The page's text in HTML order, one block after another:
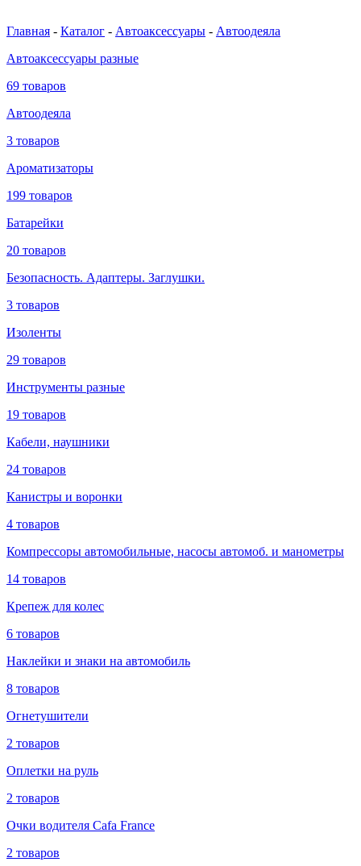
Главная - Каталог - Автоаксессуары - Автоодеяла
Автоаксессуары разные
69 товаров
Автоодеяла
3 товаров
Ароматизаторы
199 товаров
Батарейки
20 товаров
Безопасность. Адаптеры. Заглушки.
3 товаров
Изоленты
29 товаров
Инструменты разные
19 товаров
Кабели, наушники
24 товаров
Канистры и воронки
4 товаров
Компрессоры автомобильные, насосы автомоб. и манометры
14 товаров
Крепеж для колес
6 товаров
Наклейки и знаки на автомобиль
8 товаров
Огнетушители
2 товаров
Оплетки на руль
2 товаров
Очки водителя Cafa France
2 товаров